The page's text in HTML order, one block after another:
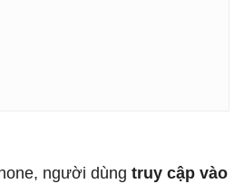
người dùng truy cập vào